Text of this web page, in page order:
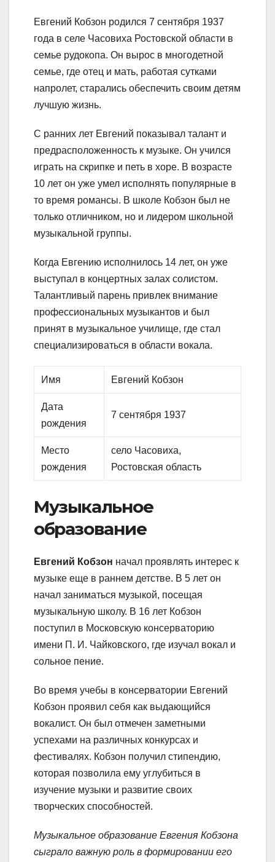
Евгений Кобзон родился 7 сентября 1937
года в селе Часовиха Ростовской области в
семье рудокопа. Он вырос в многодетной
семье, где отец и мать, работая сутками
напролет, старались обеспечить своим детям
лучшую жизнь.
С ранних лет Евгений показывал талант и
предрасположенность к музыке. Он учился
играть на скрипке и петь в хоре. В возрасте
10 лет он уже умел исполнять популярные в
то время романсы. В школе Кобзон был не
только отличником, но и лидером школьной
музыкальной группы.
Когда Евгению исполнилось 14 лет, он уже
выступал в концертных залах солистом.
Талантливый парень привлек внимание
профессиональных музыкантов и был
принят в музыкальное училище, где стал
специализироваться в области вокала.
Имя Евгений Кобзон
Дата
рождения
7 сентября 1937
Место
рождения
село Часовиха,
Ростовская область
Музыкальное
образование
Евгений Кобзон начал проявлять интерес к
музыке еще в раннем детстве. В 5 лет он
начал заниматься музыкой, посещая
музыкальную школу. В 16 лет Кобзон
поступил в Московскую консерваторию
имени П. И. Чайковского, где изучал вокал и
сольное пение.
Во время учебы в консерватории Евгений
Кобзон проявил себя как выдающийся
вокалист. Он был отмечен заметными
успехами на различных конкурсах и
фестивалях. Кобзон получил стипендию,
которая позволила ему углубиться в
изучение музыки и развитие своих
творческих способностей.
Музыкальное образование Евгения Кобзона
сыграло важную роль в формировании его